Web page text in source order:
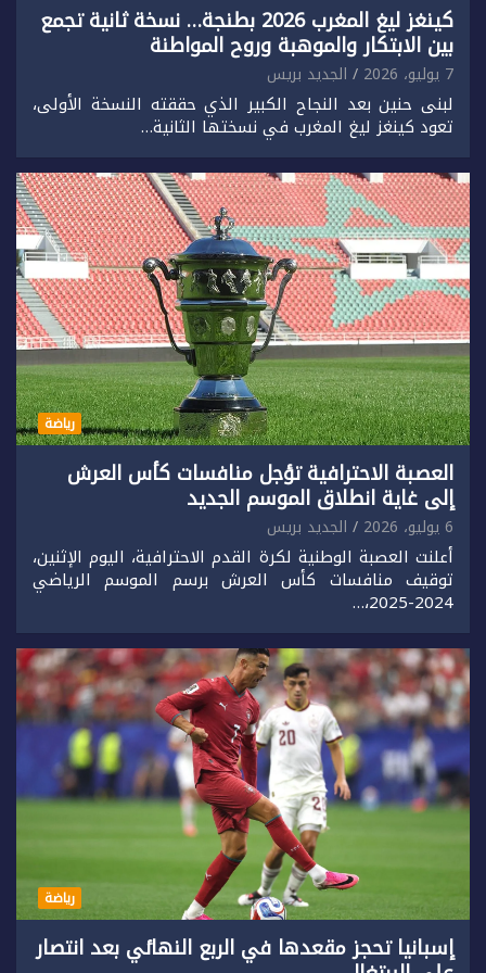
كينغز ليغ المغرب 2026 بطنجة… نسخة ثانية تجمع
بين الابتكار والموهبة وروح المواطنة
7 يوليو، 2026 الجديد بريس
لبنى حنين بعد النجاح الكبير الذي حققته النسخة الأولى،
تعود كينغز ليغ المغرب في نسختها الثانية…
رياضة
العصبة الاحترافية تؤجل منافسات كأس العرش
إلى غاية انطلاق الموسم الجديد
6 يوليو، 2026 الجديد بريس
أعلنت العصبة الوطنية لكرة القدم الاحترافية، اليوم الإثنين،
توقيف منافسات كأس العرش برسم الموسم الرياضي
2024-2025،…
رياضة
إسبانيا تحجز مقعدها في الربع النهائي بعد انتصار